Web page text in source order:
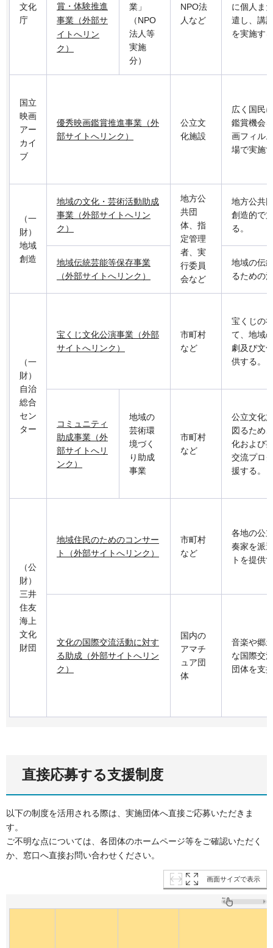
文化
庁
賞・体験推進
事業（外部サ
イトへリン
ク）
業」
（NPO
法人等
実施
分）
NPO法
人など
に個人ま
遣し、講
を実施す
国立
映画
アー
カイ
ブ
優秀映画鑑賞推進事業（外
部サイトへリンク）
公立文
化施設
広く国民
鑑賞機会
画フィル
場で実施
（一
財）
地域
創造
地域の文化・芸術活動助成
事業（外部サイトへリン
ク）
地方公
共団
体、指
定管理
者、実
行委員
会など
地方公共
創造的で
る。
地域伝統芸能等保存事業
（外部サイトへリンク）
地域の伝
るための
（一
財）
自治
総合
セン
ター
宝くじ文化公演事業（外部
サイトへリンク）
市町村
など
宝くじの
て、地域
劇及び文
供する。
コミュニティ
助成事業（外
部サイトへリ
ンク）
地域の
芸術環
境づく
り助成
事業
市町村
など
公立文化
図るため
化および
交流プロ
援する。
（公
財）
三井
住友
海上
文化
財団
地域住民のためのコンサー
ト（外部サイトへリンク）
市町村
など
各地の公
奏家を派
トを提供
文化の国際交流活動に対す
る助成（外部サイトへリン
ク）
国内の
アマチ
ュア団
体
音楽や郷
な国際交
団体を支
直接応募する支援制度
以下の制度を活用される際は、実施団体へ直接ご応募いただきま
す。
ご不明な点については、各団体のホームページ等をご確認いただく
か、窓口へ直接お問い合わせください。
画面サイズで表示